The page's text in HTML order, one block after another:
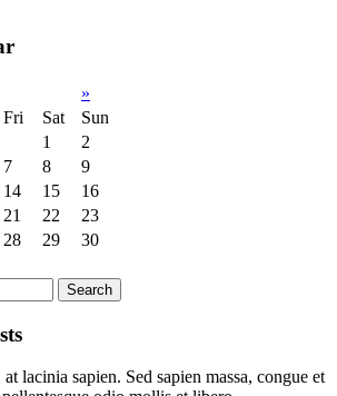
»
Fri Sat
Sun
1
2
7 8
9
14 15
16
21 22
23
28 29
30
lacinia sapien. Sed sapien massa, congue et